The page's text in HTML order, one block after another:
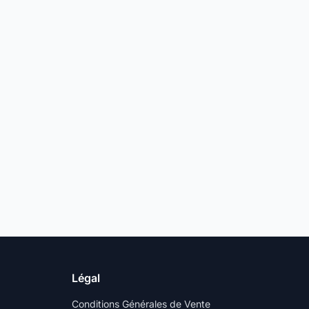
Légal
Conditions Générales de Vente